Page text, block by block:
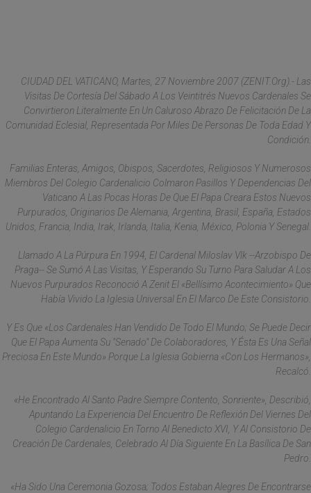
CIUDAD DEL VATICANO, Martes, 27 Noviembre 2007 (ZENIT.org).- Las
Visitas De Cortesía Del Sábado A Los Veintitrés Nuevos Cardenales Se
Convirtieron Literalmente En Un Caluroso Abrazo De Felicitación De La
Comunidad Eclesial, Representada Por Miles De Personas De Toda Edad Y
Condición.
Familias Enteras, Amigos, Obispos, Sacerdotes, Religiosos Y Numerosos
Miembros Del Colegio Cardenalicio Colmaron Pasillos Y Dependencias Del
Vaticano A Las Pocas Horas De Que El Papa Creara Estos Nuevos
Purpurados, Originarios De Alemania, Argentina, Brasil, España, Estados
Unidos, Francia, India, Irak, Irlanda, Italia, Kenia, México, Polonia Y Senegal.
Llamado A La Púrpura En 1994, El Cardenal Miloslav Vlk --Arzobispo De
Praga-- Se Sumó A Las Visitas, Y Esperando Su Turno Para Saludar A Los
Nuevos Purpurados Reconoció A Zenit El «bellísimo Acontecimiento» Que
Había Vivido La Iglesia Universal En El Marco De Este Consistorio.
Y Es Que «los Cardenales Han Vendido De Todo El Mundo; Se Puede Decir
Que El Papa Aumenta Su "senado" De Colaboradores, Y Ésta Es Una Señal
Preciosa En Este Mundo» Porque La Iglesia Gobierna «con Los Hermanos»,
Recalcó.
«He Encontrado Al Santo Padre Siempre Contento, Sonriente», Describió,
Apuntando La Experiencia Del Encuentro De Reflexión Del Viernes Del
Colegio Cardenalicio En Torno Al Benedicto XVI, Y Al Consistorio De
Creación De Cardenales, Celebrado Al Día Siguiente En La Basílica De San
Pedro.
«Ha Sido Una Ceremonia Gozosa; Todos Estaban Alegres De Encontrarse